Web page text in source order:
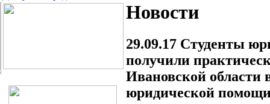
Новости
29.09.17 Студенты
получили
Ивановской области
юридической